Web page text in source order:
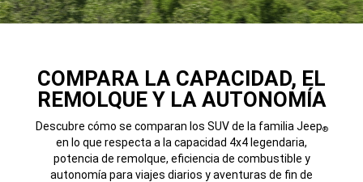
COMPARA LA CAPACIDAD, EL
REMOLQUE Y LA AUTONOMÍA
Descubre cómo se comparan los SUV de la familia Jeep®
en lo que respecta a la capacidad 4x4 legendaria,
potencia de remolque, eficiencia de combustible y
autonomía para viajes diarios y aventuras de fin de